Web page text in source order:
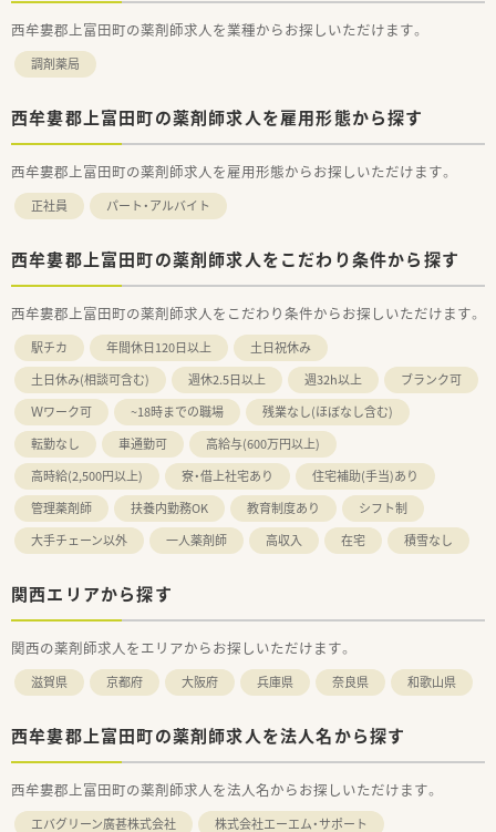
西牟婁郡上富田町の薬剤師求人を業種からお探しいただけます。
調剤薬局
西牟婁郡上富田町の薬剤師求人を雇用形態から探す
西牟婁郡上富田町の薬剤師求人を雇用形態からお探しいただけます。
正社員 パート・アルバイト
西牟婁郡上富田町の薬剤師求人をこだわり条件から探す
西牟婁郡上富田町の薬剤師求人をこだわり条件からお探しいただけます。
駅チカ 年間休日120日以上
土日祝休み
土日休み(相談可含む)
週休2.5日以上 週32h以上
ブランク可
Ｗワーク可
~18時までの職場
残業なし(ほぼなし含む)
転勤なし
車通勤可
高給与(600万円以上)
高時給(2,500円以上)
寮・借上社宅あり
住宅補助(手当)あり
管理薬剤師
扶養内勤務OK 教育制度あり
シフト制
大手チェーン以外
一人薬剤師 高収入 在宅 積雪なし
関西エリアから探す
関西の薬剤師求人をエリアからお探しいただけます。
滋賀県 京都府 大阪府 兵庫県 奈良県 和歌山県
西牟婁郡上富田町の薬剤師求人を法人名から探す
西牟婁郡上富田町の薬剤師求人を法人名からお探しいただけます。
エバグリーン廣甚株式会社
株式会社エーエム・サポート